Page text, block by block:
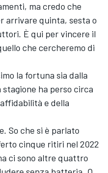
ma credo che
arrivare quinta, sesta o
È qui per vincere il
che cercheremo di
la fortuna sia dalla
ha perso circa
e della
So che si è parlato
cinque ritiri nel 2022
ci sono altre quattro